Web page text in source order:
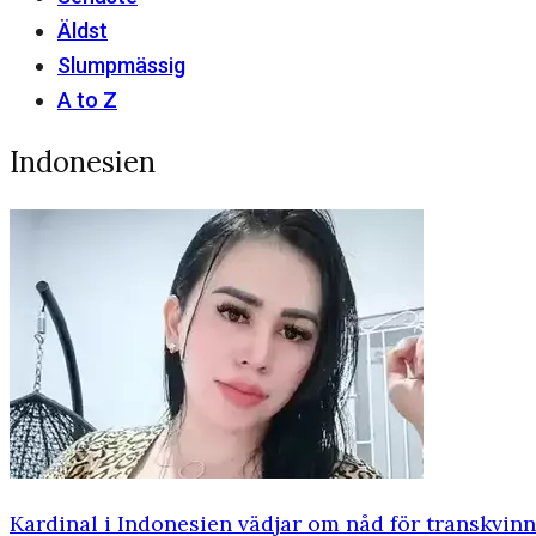
Äldst
Slumpmässig
A to Z
Indonesien
Kardinal i Indonesien vädjar om nåd för